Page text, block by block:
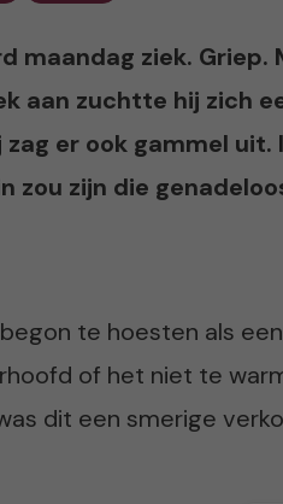
maandag ziek.
aan zuchtte hij zich
zag er ook gammel
zou zijn die
te hoesten als
of het niet te
dit een smerige